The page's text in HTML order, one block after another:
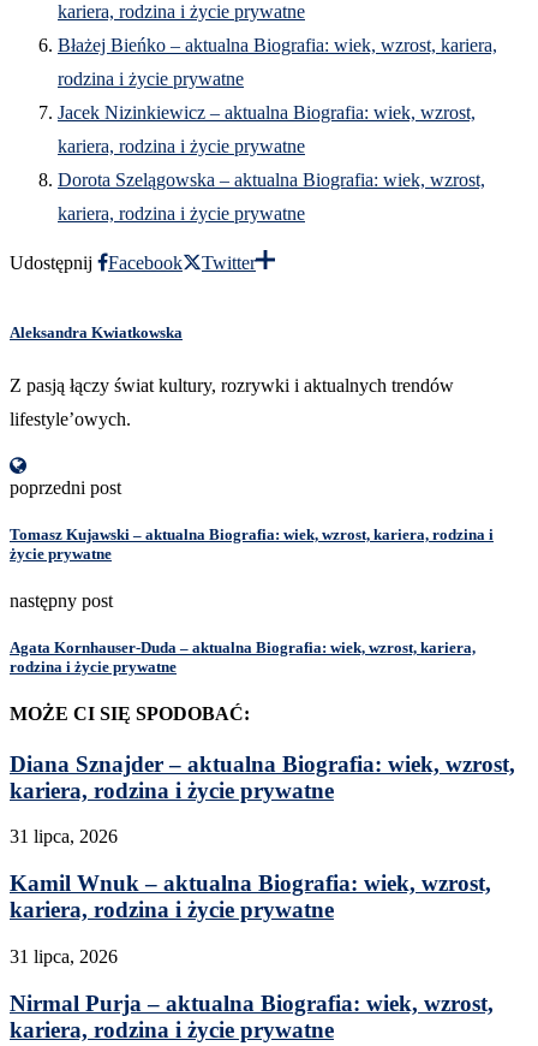
kariera, rodzina i życie prywatne
Błażej Bieńko – aktualna Biografia: wiek, wzrost, kariera,
rodzina i życie prywatne
Jacek Nizinkiewicz – aktualna Biografia: wiek, wzrost,
kariera, rodzina i życie prywatne
Dorota Szelągowska – aktualna Biografia: wiek, wzrost,
kariera, rodzina i życie prywatne
Udostępnij Facebook Twitter
Aleksandra Kwiatkowska
Z pasją łączy świat kultury, rozrywki i aktualnych trendów
lifestyle’owych.
poprzedni post
Tomasz Kujawski – aktualna Biografia: wiek, wzrost, kariera, rodzina i
życie prywatne
następny post
Agata Kornhauser-Duda – aktualna Biografia: wiek, wzrost, kariera,
rodzina i życie prywatne
MOŻE CI SIĘ SPODOBAĆ:
Diana Sznajder – aktualna Biografia: wiek, wzrost,
kariera, rodzina i życie prywatne
31 lipca, 2026
Kamil Wnuk – aktualna Biografia: wiek, wzrost,
kariera, rodzina i życie prywatne
31 lipca, 2026
Nirmal Purja – aktualna Biografia: wiek, wzrost,
kariera, rodzina i życie prywatne